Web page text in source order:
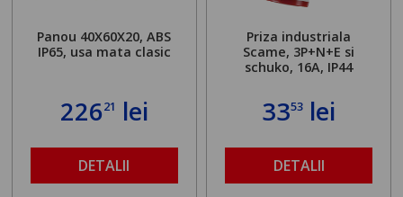
Panou 40X60X20, ABS
IP65, usa mata clasic
22621 lei
DETALII
Priza industriala
Scame, 3P+N+E si
schuko, 16A, IP44
3353 lei
DETALII